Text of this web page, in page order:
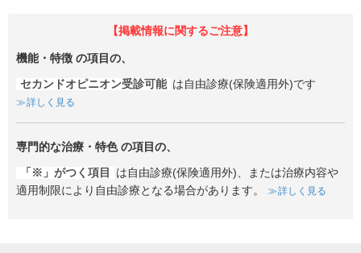
【掲載情報に関するご注意】
機能・特徴 の項目の、
セカンドオピニオン受診可能 は自由診療(保険適用外)です
詳しく見る
専門的な治療・特色の項目の、
「※」がつく項目
は自由診療(保険適用外)、または治療内容や
適用制限により自由診療となる場合があります。
詳しく見る